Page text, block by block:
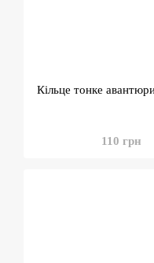
Кільце тонке
110 грн